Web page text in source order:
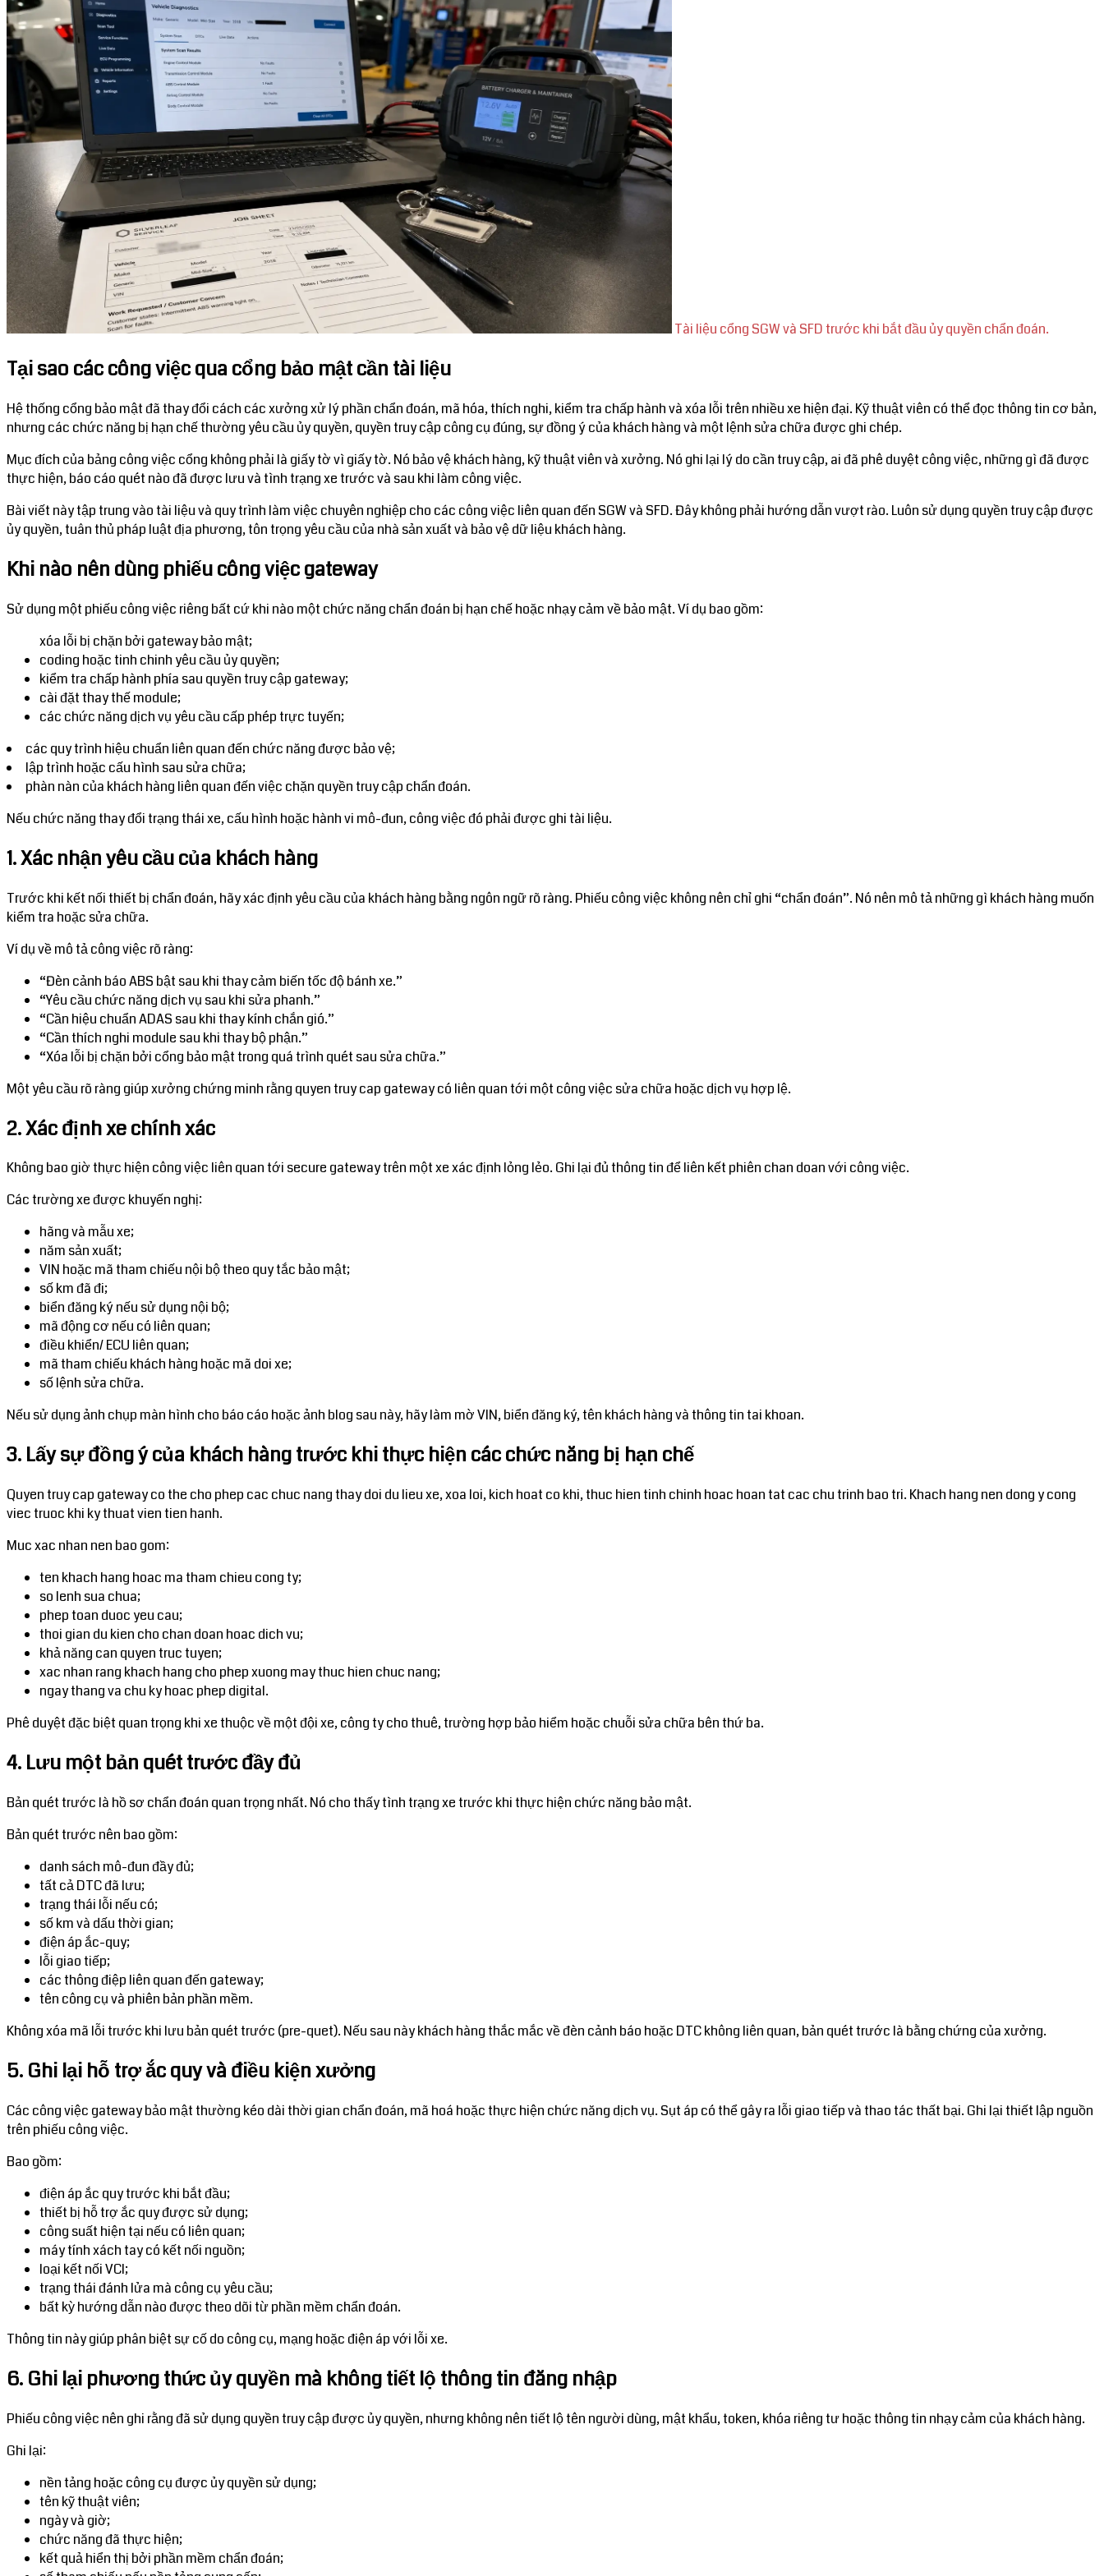
Tài liệu cổng SGW và SFD trước khi bắt đầu ủy quyền chẩn đoán.
Tại sao các công việc qua cổng bảo mật cần tài liệu
Hệ thống cổng bảo mật đã thay đổi cách các xưởng xử lý phần chẩn đoán, mã hóa, thích nghi, kiểm tra chấp hành và xóa lỗi trên nhiều xe hiện đại. Kỹ thuật viên có thể đọc thông tin cơ bản,
nhưng các chức năng bị hạn chế thường yêu cầu ủy quyền, quyền truy cập công cụ đúng, sự đồng ý của khách hàng và một lệnh sửa chữa được ghi chép.
Mục đích của bảng công việc cổng không phải là giấy tờ vì giấy tờ. Nó bảo vệ khách hàng, kỹ thuật viên và xưởng. Nó ghi lại lý do cần truy cập, ai đã phê duyệt công việc, những gì đã được
thực hiện, báo cáo quét nào đã được lưu và tình trạng xe trước và sau khi làm công việc.
Bài viết này tập trung vào tài liệu và quy trình làm việc chuyên nghiệp cho các công việc liên quan đến SGW và SFD. Đây không phải hướng dẫn vượt rào. Luôn sử dụng quyền truy cập được
ủy quyền, tuân thủ pháp luật địa phương, tôn trọng yêu cầu của nhà sản xuất và bảo vệ dữ liệu khách hàng.
Khi nào nên dùng phiếu công việc gateway
Sử dụng một phiếu công việc riêng bất cứ khi nào một chức năng chẩn đoán bị hạn chế hoặc nhạy cảm về bảo mật. Ví dụ bao gồm:
xóa lỗi bị chặn bởi gateway bảo mật;
coding hoặc tinh chinh yêu cầu ủy quyền;
kiểm tra chấp hành phía sau quyền truy cập gateway;
cài đặt thay thế module;
các chức năng dịch vụ yêu cầu cấp phép trực tuyến;
các quy trình hiệu chuẩn liên quan đến chức năng được bảo vệ;
lập trình hoặc cấu hình sau sửa chữa;
phàn nàn của khách hàng liên quan đến việc chặn quyền truy cập chẩn đoán.
Nếu chức năng thay đổi trạng thái xe, cấu hình hoặc hành vi mô-đun, công việc đó phải được ghi tài liệu.
1. Xác nhận yêu cầu của khách hàng
Trước khi kết nối thiết bị chẩn đoán, hãy xác định yêu cầu của khách hàng bằng ngôn ngữ rõ ràng. Phiếu công việc không nên chỉ ghi “chẩn đoán”. Nó nên mô tả những gì khách hàng muốn
kiểm tra hoặc sửa chữa.
Ví dụ về mô tả công việc rõ ràng:
“Đèn cảnh báo ABS bật sau khi thay cảm biến tốc độ bánh xe.”
“Yêu cầu chức năng dịch vụ sau khi sửa phanh.”
“Cần hiệu chuẩn ADAS sau khi thay kính chắn gió.”
“Cần thích nghi module sau khi thay bộ phận.”
“Xóa lỗi bị chặn bởi cổng bảo mật trong quá trình quét sau sửa chữa.”
Một yêu cầu rõ ràng giúp xưởng chứng minh rằng quyen truy cap gateway có liên quan tới một công việc sửa chữa hoặc dịch vụ hợp lệ.
2. Xác định xe chính xác
Không bao giờ thực hiện công việc liên quan tới secure gateway trên một xe xác định lỏng lẻo. Ghi lại đủ thông tin để liên kết phiên chan doan với công việc.
Các trường xe được khuyến nghị:
hãng và mẫu xe;
năm sản xuất;
VIN hoặc mã tham chiếu nội bộ theo quy tắc bảo mật;
số km đã đi;
biển đăng ký nếu sử dụng nội bộ;
mã động cơ nếu có liên quan;
điều khiển/ ECU liên quan;
mã tham chiếu khách hàng hoặc mã doi xe;
số lệnh sửa chữa.
Nếu sử dụng ảnh chụp màn hình cho báo cáo hoặc ảnh blog sau này, hãy làm mờ VIN, biển đăng ký, tên khách hàng và thông tin tai khoan.
3. Lấy sự đồng ý của khách hàng trước khi thực hiện các chức năng bị hạn chế
Quyen truy cap gateway co the cho phep cac chuc nang thay doi du lieu xe, xoa loi, kich hoat co khi, thuc hien tinh chinh hoac hoan tat cac chu trinh bao tri. Khach hang nen dong y cong
viec truoc khi ky thuat vien tien hanh.
Muc xac nhan nen bao gom:
ten khach hang hoac ma tham chieu cong ty;
so lenh sua chua;
phep toan duoc yeu cau;
thoi gian du kien cho chan doan hoac dich vu;
khả năng can quyen truc tuyen;
xac nhan rang khach hang cho phep xuong may thuc hien chuc nang;
ngay thang va chu ky hoac phep digital.
Phê duyệt đặc biệt quan trọng khi xe thuộc về một đội xe, công ty cho thuê, trường hợp bảo hiểm hoặc chuỗi sửa chữa bên thứ ba.
4. Lưu một bản quét trước đầy đủ
Bản quét trước là hồ sơ chẩn đoán quan trọng nhất. Nó cho thấy tình trạng xe trước khi thực hiện chức năng bảo mật.
Bản quét trước nên bao gồm:
danh sách mô-đun đầy đủ;
tất cả DTC đã lưu;
trạng thái lỗi nếu có;
số km và dấu thời gian;
điện áp ắc-quy;
lỗi giao tiếp;
các thông điệp liên quan đến gateway;
tên công cụ và phiên bản phần mềm.
Không xóa mã lỗi trước khi lưu bản quét trước (pre-quet). Nếu sau này khách hàng thắc mắc về đèn cảnh báo hoặc DTC không liên quan, bản quét trước là bằng chứng của xưởng.
5. Ghi lại hỗ trợ ắc quy và điều kiện xưởng
Các công việc gateway bảo mật thường kéo dài thời gian chẩn đoán, mã hoá hoặc thực hiện chức năng dịch vụ. Sụt áp có thể gây ra lỗi giao tiếp và thao tác thất bại. Ghi lại thiết lập nguồn
trên phiếu công việc.
Bao gồm:
điện áp ắc quy trước khi bắt đầu;
thiết bị hỗ trợ ắc quy được sử dụng;
công suất hiện tại nếu có liên quan;
máy tính xách tay có kết nối nguồn;
loại kết nối VCI;
trạng thái đánh lửa mà công cụ yêu cầu;
bất kỳ hướng dẫn nào được theo dõi từ phần mềm chẩn đoán.
Thông tin này giúp phân biệt sự cố do công cụ, mạng hoặc điện áp với lỗi xe.
6. Ghi lại phương thức ủy quyền mà không tiết lộ thông tin đăng nhập
Phiếu công việc nên ghi rằng đã sử dụng quyền truy cập được ủy quyền, nhưng không nên tiết lộ tên người dùng, mật khẩu, token, khóa riêng tư hoặc thông tin nhạy cảm của khách hàng.
Ghi lại:
nền tảng hoặc công cụ được ủy quyền sử dụng;
tên kỹ thuật viên;
ngày và giờ;
chức năng đã thực hiện;
kết quả hiển thị bởi phần mềm chẩn đoán;